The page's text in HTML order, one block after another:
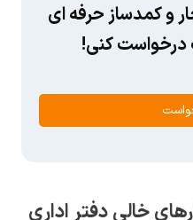
و کمدساز حرفه ای
درخواست کنی!